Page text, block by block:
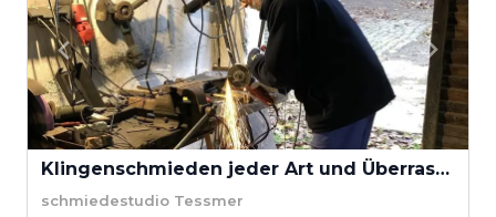
Klingenschmieden jeder Art und Überraschungen
schmiedestudio Tessmer